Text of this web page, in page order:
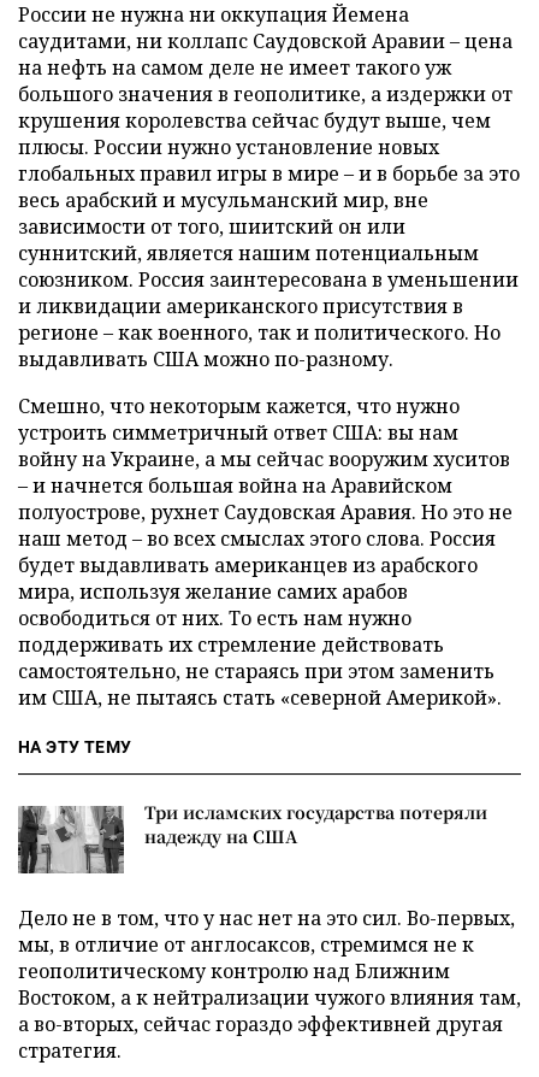
России не нужна ни оккупация Йемена
саудитами, ни коллапс Саудовской Аравии – цена
на нефть на самом деле не имеет такого уж
большого значения в геополитике, а издержки от
крушения королевства сейчас будут выше, чем
плюсы. России нужно установление новых
глобальных правил игры в мире – и в борьбе за это
весь арабский и мусульманский мир, вне
зависимости от того, шиитский он или
суннитский, является нашим потенциальным
союзником. Россия заинтересована в уменьшении
и ликвидации американского присутствия в
регионе – как военного, так и политического. Но
выдавливать США можно по-разному.
Смешно, что некоторым кажется, что нужно
устроить симметричный ответ США: вы нам
войну на Украине, а мы сейчас вооружим хуситов
– и начнется большая война на Аравийском
полуострове, рухнет Саудовская Аравия. Но это не
наш метод – во всех смыслах этого слова. Россия
будет выдавливать американцев из арабского
мира, используя желание самих арабов
освободиться от них. То есть нам нужно
поддерживать их стремление действовать
самостоятельно, не стараясь при этом заменить
им США, не пытаясь стать «северной Америкой».
НА ЭТУ ТЕМУ
Три исламских государства потеряли
надежду на США
Дело не в том, что у нас нет на это сил. Во-первых,
мы, в отличие от англосаксов, стремимся не к
геополитическому контролю над Ближним
Востоком, а к нейтрализации чужого влияния там,
а во-вторых, сейчас гораздо эффективней другая
стратегия.